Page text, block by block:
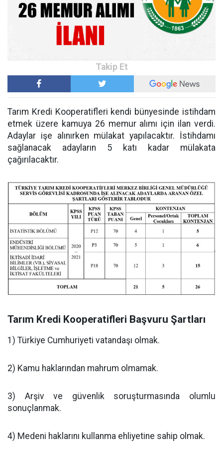
Tarım Kredi Kooperatifleri kendi bünyesinde istihdam
etmek üzere kamuya 26 memur alımı için ilan verdi.
Adaylar işe alınırken mülakat yapılacaktır. İstihdamı
sağlanacak adayların 5 katı kadar mülakata
çağırılacaktır.
Tarım Kredi Kooperatifleri Başvuru Şartları
1) Türkiye Cumhuriyeti vatandaşı olmak.
2) Kamu haklarından mahrum olmamak.
3) Arşiv ve güvenlik soruşturmasında olumlu
sonuçlanmak.
4) Medeni haklarını kullanma ehliyetine sahip olmak.